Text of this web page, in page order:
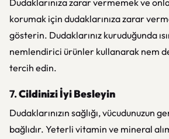
Dudaklarınıza zarar vermemek ve
korumak için dudaklarınıza zarar
gösterin. Dudaklarınız kuruduğunda
nemlendirici ürünler kullanarak nem
tercih edin.
7.Cildinizi İyi Besleyin
Dudaklarınızın sağlığı, vücudunuzun
bağlıdır. Yeterli vitamin ve mineral